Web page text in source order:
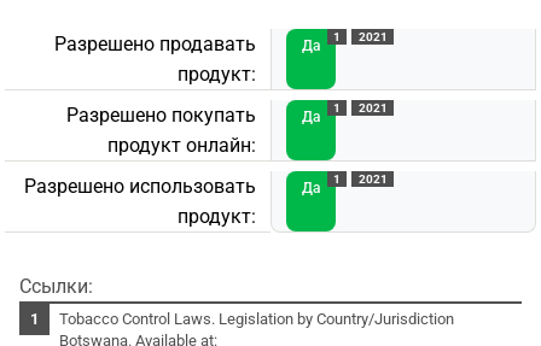
Разрешено продавать
продукт:
Да
1 2021
Разрешено покупать
продукт онлайн:
Да
1 2021
Разрешено использовать
продукт:
Да
1 2021
Ссылки:
Tobacco Control Laws. Legislation by Country/Jurisdiction
Botswana. Available at: